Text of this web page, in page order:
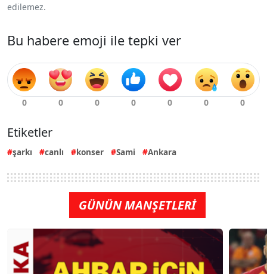
edilemez.
Bu habere emoji ile tepki ver
Etiketler
şarkı canlı konser Sami Ankara
GÜNÜN MANŞETLERİ